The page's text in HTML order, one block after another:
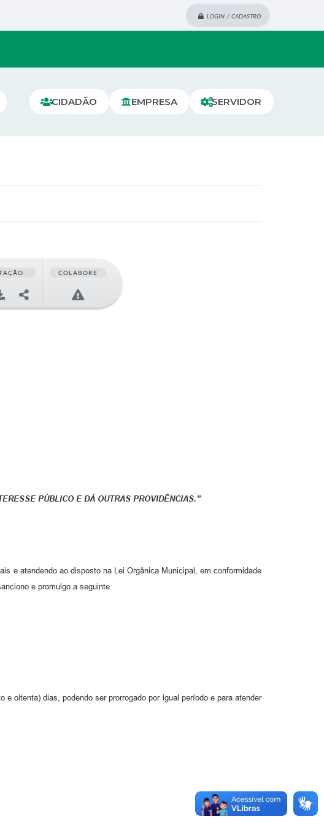
LOGIN / CADASTRO
CIDADÃO EMPRESA SERVIDOR
COLABORE
PÚBLICO E DÁ OUTRAS PROVIDÊNCIAS.”
atendendo ao disposto na Lei Orgânica Municipal, em conformidade
e promulgo a seguinte
oitenta) dias, podendo ser prorrogado por igual período e para atender